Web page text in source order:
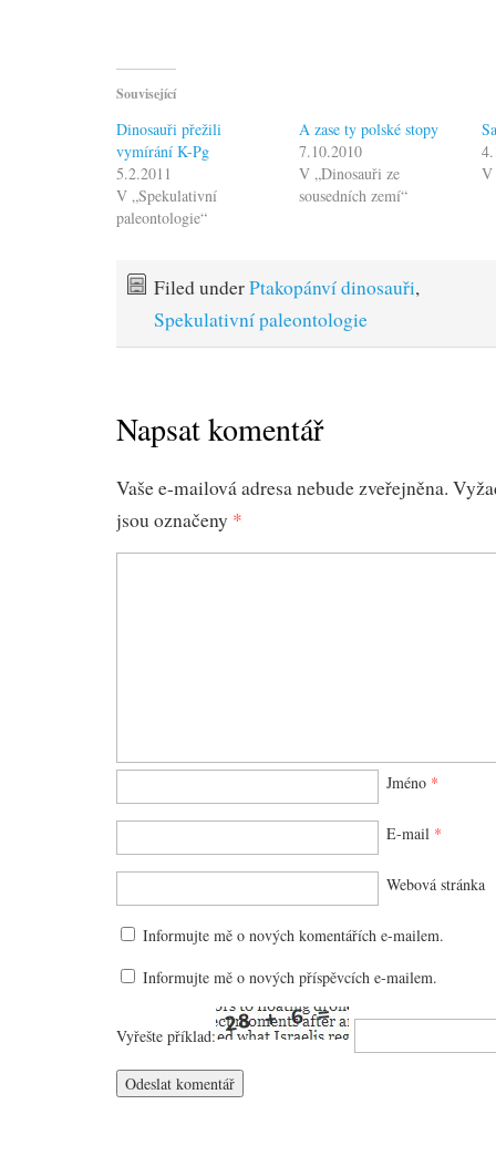
Související
Dinosauři přežili
vymírání K-Pg
5.2.2011
V „Spekulativní
paleontologie“
A zase ty polské stopy
7.10.2010
V „Dinosauři ze
sousedních zemí“
V
Filed underPtakopánví dinosauři,
Spekulativní paleontologie
Napsat komentář
Vaše e-mailová adresa nebude zveřejněna.
jsou označeny *
Jméno *
E-mail *
Webová stránka
Informujte mě o nových komentářích e-mailem.
Informujte mě o nových příspěvcích e-mailem.
Vyřešte příklad: